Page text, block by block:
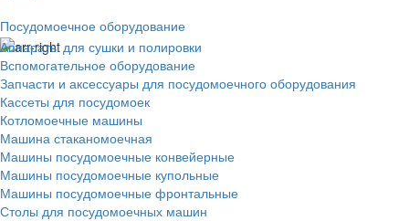
Посудомоечное оборудование
Аппараты для сушки и полировки
Вспомогательное оборудование
Запчасти и аксессуары для посудомоечного оборудования
Кассеты для посудомоек
Котломоечные машины
Машина стаканомоечная
Машины посудомоечные конвейерные
Машины посудомоечные купольные
Машины посудомоечные фронтальные
Столы для посудомоечных машин